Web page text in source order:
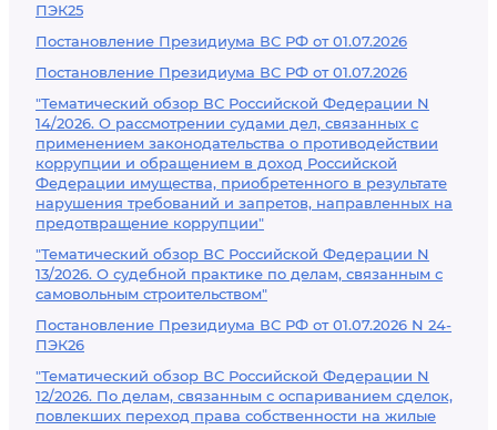
ПЭК25
Постановление Президиума ВС РФ от 01.07.2026
Постановление Президиума ВС РФ от 01.07.2026
"Тематический обзор ВС Российской Федерации N
14/2026. О рассмотрении судами дел, связанных с
применением законодательства о противодействии
коррупции и обращением в доход Российской
Федерации имущества, приобретенного в результате
нарушения требований и запретов, направленных на
предотвращение коррупции"
"Тематический обзор ВС Российской Федерации N
13/2026. О судебной практике по делам, связанным с
самовольным строительством"
Постановление Президиума ВС РФ от 01.07.2026 N 24-
ПЭК26
"Тематический обзор ВС Российской Федерации N
12/2026. По делам, связанным с оспариванием сделок,
повлекших переход права собственности на жилые